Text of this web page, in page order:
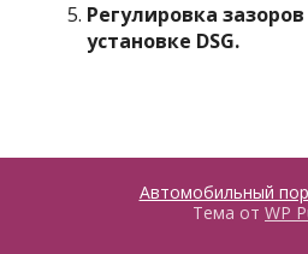
Регулировка
установке DSG.
Автомобильный
Тема от WP